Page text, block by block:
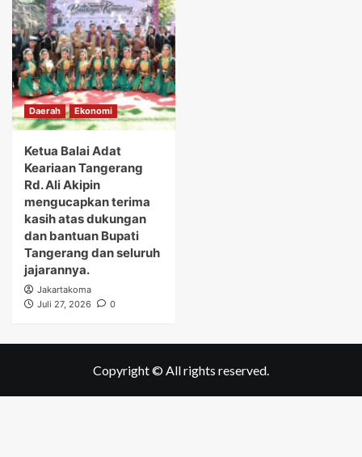
Daerah Ekonomi
Ketua Balai Adat
Keariaan Tangerang
Rd. Ali Akipin
mengucapkan terima
kasih atas dukungan
dan bantuan Bupati
Tangerang dan seluruh
jajarannya.
Jakartakoma
Juli 27, 2026
0
Copyright © All rights reserved.